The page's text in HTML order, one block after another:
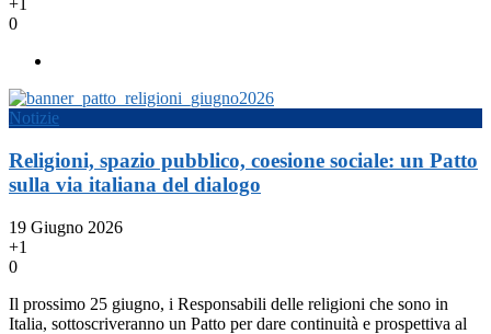
+1
0
Notizie
Religioni, spazio pubblico, coesione sociale: un Patto
sulla via italiana del dialogo
19 Giugno 2026
+1
0
Il prossimo 25 giugno, i Responsabili delle religioni che sono in
Italia, sottoscriveranno un Patto per dare continuità e prospettiva al